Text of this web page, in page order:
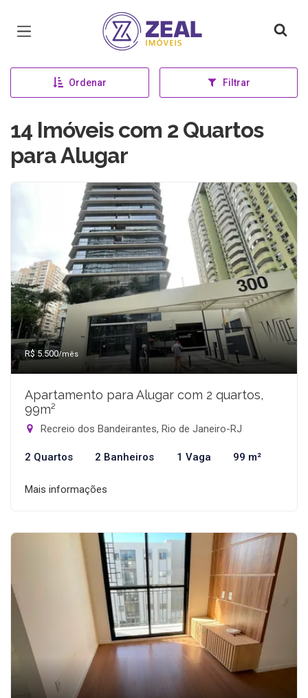
Página inicial
Ordenar Filtrar
14 Imóveis com 2 Quartos
para Alugar
R$ 5.500/mês
Apartamento para Alugar com 2 quartos,
99m²
Recreio dos Bandeirantes, Rio de Janeiro-RJ
2 Quartos 2 Banheiros 1 Vaga 99 m²
Mais informações